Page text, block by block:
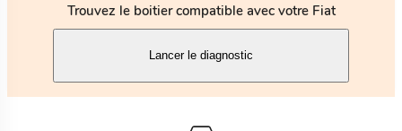
Trouvez le boitier compatible avec votre Fiat
Lancer le diagnostic